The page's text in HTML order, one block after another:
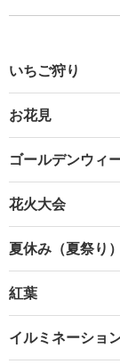
いちご狩り
お花見
ゴールデンウィ
花火大会
夏休み（夏祭り）
紅葉
イルミネーショ